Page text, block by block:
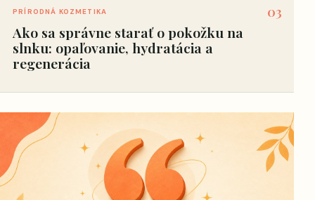
PRÍRODNÁ KOZMETIKA
Ako sa správne starať o pokožku na
slnku: opaľovanie, hydratácia a
regenerácia
03